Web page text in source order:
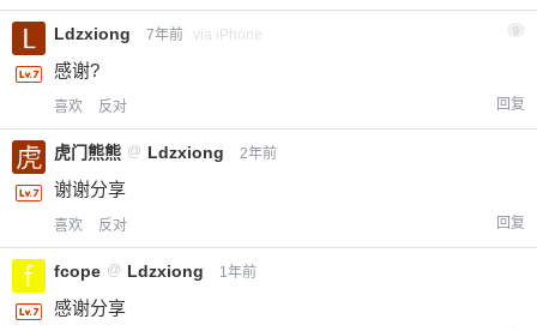
Ldzxiong 7年前 via iPhone 9
感谢?
喜欢 反对 回复
虎门熊熊 @ Ldzxiong 2年前
谢谢分享
喜欢 反对 回复
fcope @ Ldzxiong 1年前
感谢分享